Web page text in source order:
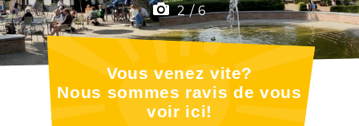
F 2/6
Vous venez vite?
Nous sommes ravis de vous
voir ici!